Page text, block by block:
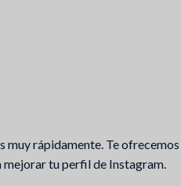
rápidamente. Te
mejorar tu perfil de Instagram.